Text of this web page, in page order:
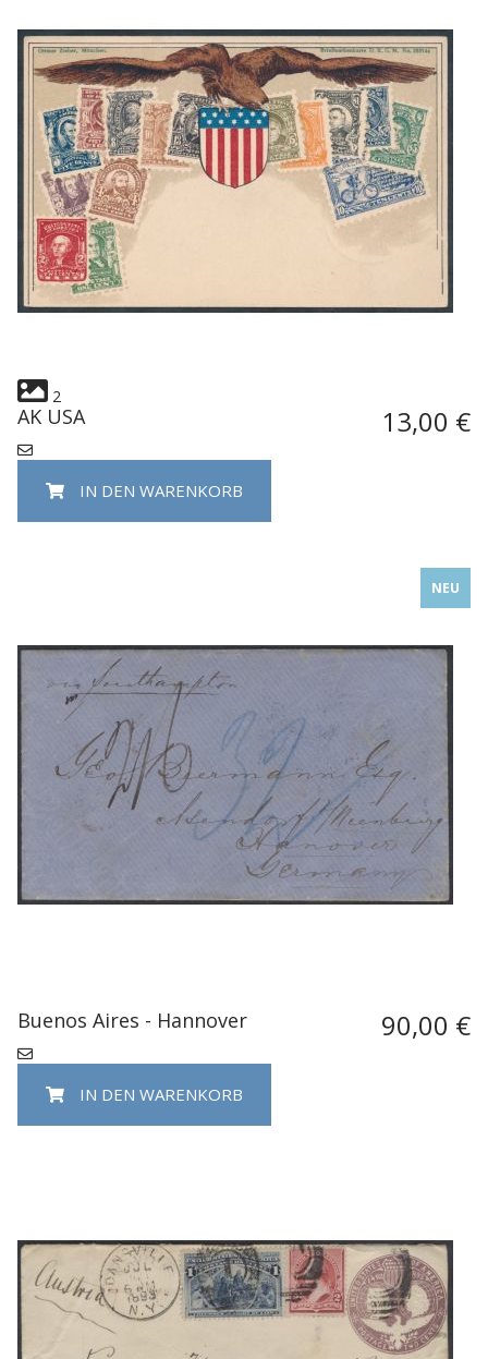
2
AK USA 13,00 €
IN DEN WARENKORB
NEU
Buenos Aires - Hannover 90,00 €
IN DEN WARENKORB